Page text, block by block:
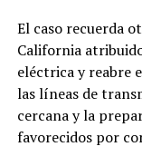
El caso recuerda
California
eléctrica y reabre
las líneas de
cercana y la
favorecidos por